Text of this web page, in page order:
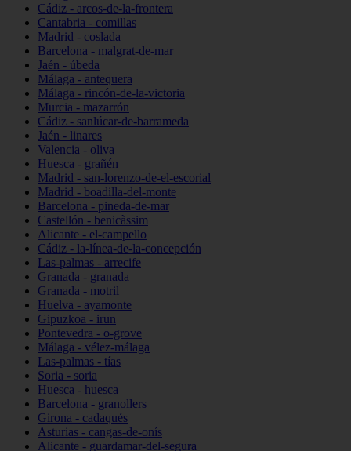
Cádiz - arcos-de-la-frontera
Cantabria - comillas
Madrid - coslada
Barcelona - malgrat-de-mar
Jaén - úbeda
Málaga - antequera
Málaga - rincón-de-la-victoria
Murcia - mazarrón
Cádiz - sanlúcar-de-barrameda
Jaén - linares
Valencia - oliva
Huesca - grañén
Madrid - san-lorenzo-de-el-escorial
Madrid - boadilla-del-monte
Barcelona - pineda-de-mar
Castellón - benicàssim
Alicante - el-campello
Cádiz - la-línea-de-la-concepción
Las-palmas - arrecife
Granada - granada
Granada - motril
Huelva - ayamonte
Gipuzkoa - irun
Pontevedra - o-grove
Málaga - vélez-málaga
Las-palmas - tías
Soria - soria
Huesca - huesca
Barcelona - granollers
Girona - cadaqués
Asturias - cangas-de-onís
Alicante - guardamar-del-segura